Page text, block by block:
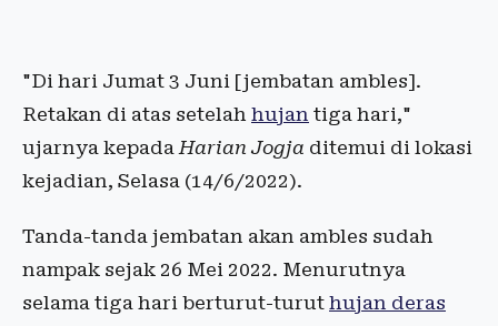
"Di hari Jumat 3 Juni [jembatan ambles].
Retakan di atas setelah hujan tiga hari,"
ujarnya kepadaHarian Jogja ditemui di lokasi
kejadian, Selasa (14/6/2022).
Tanda-tanda jembatan akan ambles sudah
nampak sejak 26 Mei 2022. Menurutnya
selama tiga hari berturut-turut hujan deras